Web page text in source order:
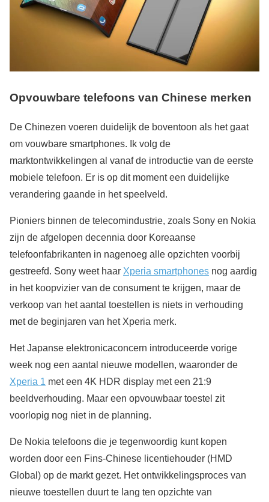
Opvouwbare telefoons van Chinese merken
De Chinezen voeren duidelijk de boventoon als het gaat
om vouwbare smartphones. Ik volg de
marktontwikkelingen al vanaf de introductie van de eerste
mobiele telefoon. Er is op dit moment een duidelijke
verandering gaande in het speelveld.
Pioniers binnen de telecomindustrie, zoals Sony en Nokia
zijn de afgelopen decennia door Koreaanse
telefoonfabrikanten in nagenoeg alle opzichten voorbij
gestreefd. Sony weet haar Xperia smartphones nog aardig
in het koopvizier van de consument te krijgen, maar de
verkoop van het aantal toestellen is niets in verhouding
met de beginjaren van het Xperia merk.
Het Japanse elektronicaconcern introduceerde vorige
week nog een aantal nieuwe modellen, waaronder de
Xperia 1 met een 4K HDR display met een 21:9
beeldverhouding. Maar een opvouwbaar toestel zit
voorlopig nog niet in de planning.
De Nokia telefoons die je tegenwoordig kunt kopen
worden door een Fins-Chinese licentiehouder (HMD
Global) op de markt gezet. Het ontwikkelingsproces van
nieuwe toestellen duurt te lang ten opzichte van